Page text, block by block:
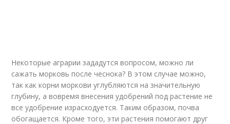
Некоторые аграрии зададутся вопросом, можно ли
сажать морковь после чеснока? В этом случае можно,
так как корни моркови углубляются на значительную
глубину, а вовремя внесения удобрений под растение не
все удобрение израсходуется. Таким образом, почва
обогащается. Кроме того, эти растения помогают друг